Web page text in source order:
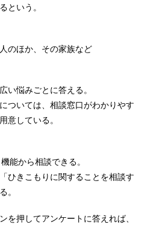
という。
のほか、その家族など
い悩みごとに答える。
ついては、相談窓口がわかりやす
意している。
能から相談できる。
ひきこもりに関することを相談す
。
を押してアンケートに答えれば、